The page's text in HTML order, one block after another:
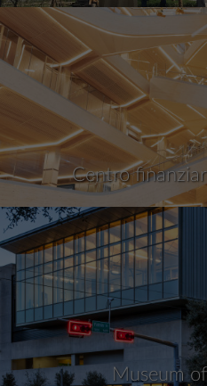
Centro
Museum